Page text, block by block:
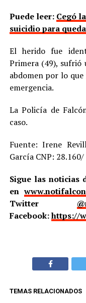
Puede leer: Cegó
suicidio para
El herido fue
Primera (49), sufrió
abdomen por lo
emergencia.
La Policía de
caso.
Fuente: Irene
García CNP:
Sigue las noticias
en
Twitter
Facebook:https://
TEMAS RELACIONADOS